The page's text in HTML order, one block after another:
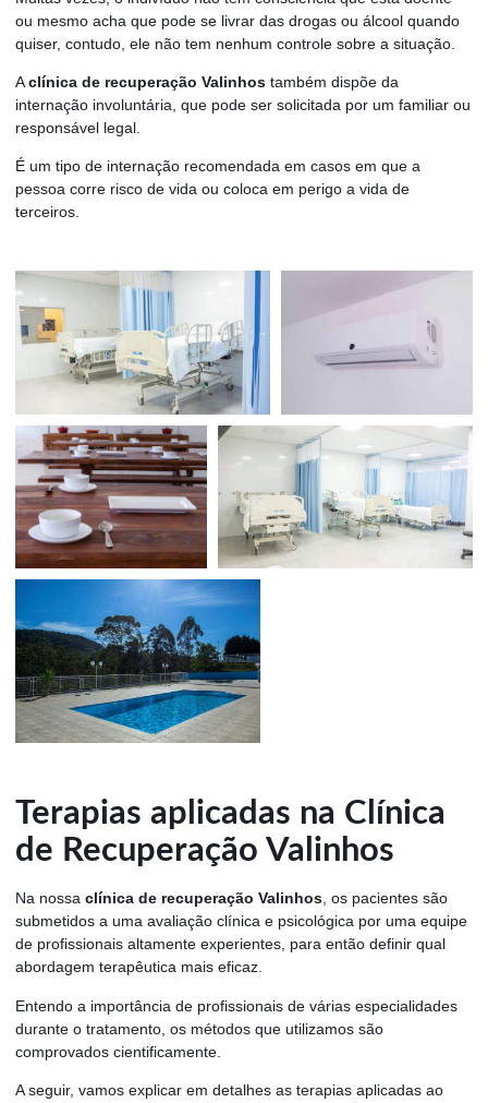
ou mesmo acha que pode se livrar das drogas ou álcool quando
quiser, contudo, ele não tem nenhum controle sobre a situação.
Aclínica de recuperação Valinhos também dispõe da
internação involuntária, que pode ser solicitada por um familiar ou
responsável legal.
É um tipo de internação recomendada em casos em que a
pessoa corre risco de vida ou coloca em perigo a vida de
terceiros.
Terapias aplicadas na Clínica
de Recuperação Valinhos
Na nossa clínica de recuperação Valinhos, os pacientes são
submetidos a uma avaliação clínica e psicológica por uma equipe
de profissionais altamente experientes, para então definir qual
abordagem terapêutica mais eficaz.
Entendo a importância de profissionais de várias especialidades
durante o tratamento, os métodos que utilizamos são
comprovados cientificamente.
A seguir, vamos explicar em detalhes as terapias aplicadas ao